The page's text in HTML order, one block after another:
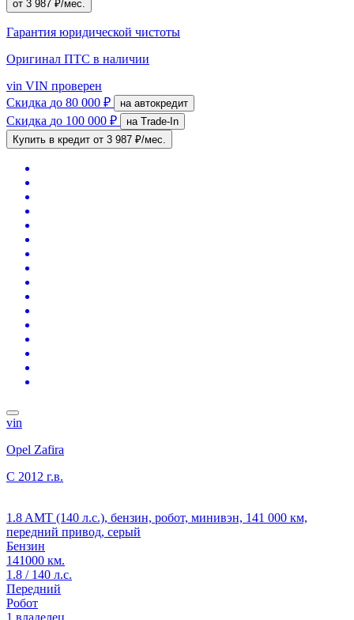
от 3 987 ₽/мес.
Гарантия юридической чистоты
Оригинал ПТС в наличии
vin VIN проверен
Скидка до 80 000 ₽ на автокредит
Скидка до 100 000 ₽
на Trade-In
Купить в кредит от 3 987 ₽/мес.
vin
Opel Zafira
C 2012 г.в.
1.8 AMT (140 л.с.), бензин, робот, минивэн, 141 000 км,
передний привод, серый
Бензин
141000 км.
1.8 / 140 л.с.
Передний
Робот
1 владелец